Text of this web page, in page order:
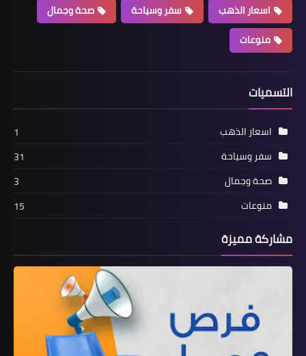
اسعار الذهب سفر وسياحة
صحة وجمال
منوعات
التسميات
اسعار الذهب
1
سفر وسياحة
31
صحة وجمال
3
منوعات
15
مشاركة مميزة